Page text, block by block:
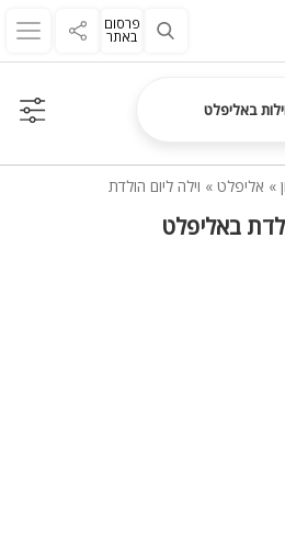
פרסום
באתר
באליפלט
» אליפלט » וילה ליום הולדת
באליפלט